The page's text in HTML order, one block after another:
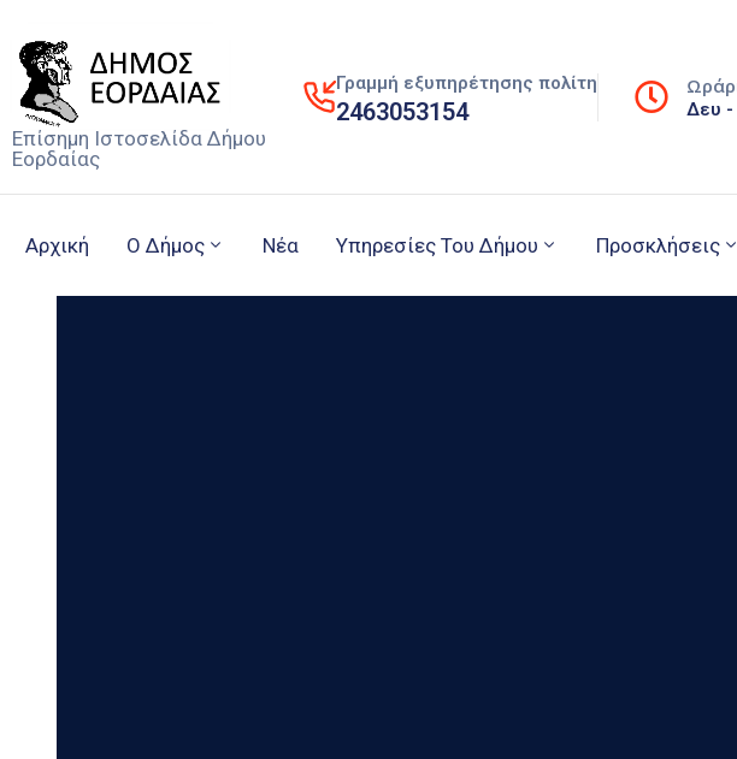
Επίσημη Ιστοσελίδα Δήμου
Εορδαίας
Γραμμή εξυπηρέτησης πολίτη
2463053154 Δευ -
Αρχική Ο Δήμος Νέα Υπηρεσίες Του Δήμου Προσκλήσεις